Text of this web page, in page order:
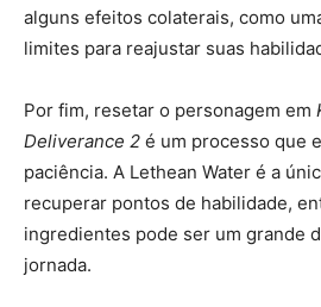
alguns efeitos colaterais, como
limites para reajustar suas
Por fim, resetar o personagem em
Deliverance 2 é um processo que
paciência. A Lethean Water é a
recuperar pontos de habilidade,
ingredientes pode ser um grande
jornada.